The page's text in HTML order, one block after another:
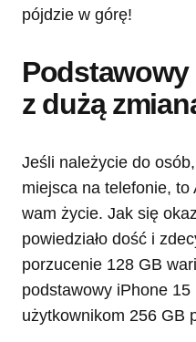
pójdzie w górę!
Podstawowy
z dużą
Jeśli należycie do
miejsca na telefonie, to
wam życie. Jak się
powiedziało dość i
porzucenie 128 GB
podstawowy iPhone
użytkownikom 256 GB